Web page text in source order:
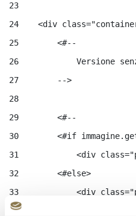
23
24
<div
25
        <#--
26
Versione
27
        -->
28
29
        <#--
30
<#if
31
<div
32
        <#else>
33
<div
34
        </#if>